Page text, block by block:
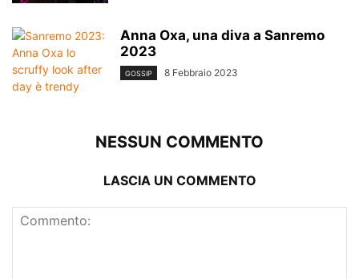
Anna Oxa, una diva a Sanremo
2023
GOSSIP 8 Febbraio 2023
NESSUN COMMENTO
LASCIA UN COMMENTO